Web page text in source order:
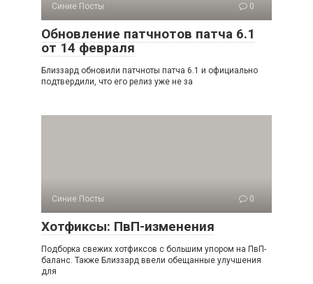
Синие Посты 0
Обновление патчнотов патча 6.1
от 14 февраля
Близзард обновили патчноты патча 6.1 и официально
подтвердили, что его релиз уже не за
Синие Посты 0
Хотфиксы: ПвП-изменения
Подборка свежих хотфиксов с большим упором на ПвП-
баланс. Также Близзард ввели обещанные улучшения
для